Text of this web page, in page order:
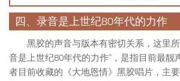
四、录音是上世纪80年代的力作
黑胶的声音与版本有密切关系，这里
音是上世纪80年代的力作”，是指目前最靓
者目前收藏的《大地恩情》黑胶唱片，主